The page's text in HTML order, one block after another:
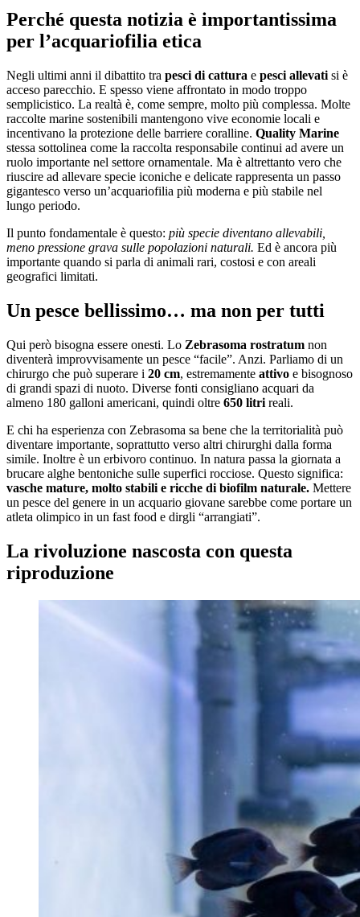
Perché questa notizia è importantissima
per l’acquariofilia etica
Negli ultimi anni il dibattito tra pesci di cattura e pesci allevati si è
acceso parecchio. E spesso viene affrontato in modo troppo
semplicistico. La realtà è, come sempre, molto più complessa. Molte
raccolte marine sostenibili mantengono vive economie locali e
incentivano la protezione delle barriere coralline. Quality Marine
stessa sottolinea come la raccolta responsabile continui ad avere un
ruolo importante nel settore ornamentale. Ma è altrettanto vero che
riuscire ad allevare specie iconiche e delicate rappresenta un passo
gigantesco verso un’acquariofilia più moderna e più stabile nel
lungo periodo.
Il punto fondamentale è questo: più specie diventano allevabili,
meno pressione grava sulle popolazioni naturali. Ed è ancora più
importante quando si parla di animali rari, costosi e con areali
geografici limitati.
Un pesce bellissimo… ma non per tutti
Qui però bisogna essere onesti. Lo Zebrasoma rostratum non
diventerà improvvisamente un pesce “facile”. Anzi. Parliamo di un
chirurgo che può superare i 20 cm, estremamente attivo e bisognoso
di grandi spazi di nuoto. Diverse fonti consigliano acquari da
almeno 180 galloni americani, quindi oltre 650 litri reali.
E chi ha esperienza con Zebrasoma sa bene che la territorialità può
diventare importante, soprattutto verso altri chirurghi dalla forma
simile. Inoltre è un erbivoro continuo. In natura passa la giornata a
brucare alghe bentoniche sulle superfici rocciose. Questo significa:
vasche mature, molto stabili e ricche di biofilm naturale. Mettere
un pesce del genere in un acquario giovane sarebbe come portare un
atleta olimpico in un fast food e dirgli “arrangiati”.
La rivoluzione nascosta con questa
riproduzione